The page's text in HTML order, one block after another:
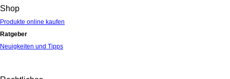
Shop
Produkte online kaufen
Ratgeber
Neuigkeiten und Tipps